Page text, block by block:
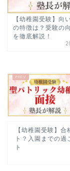
【幼稚園受験】向
の特徴は？受験の
を徹底解説！
【幼稚園受験】
ト？入園までの過
ト